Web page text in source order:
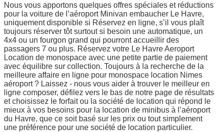
Nous vous apportons quelques offres spéciales et réductions
pour la voiture de l’aéroport Minivan embaucher Le Havre,
uniquement disponible si Réservez en ligne, s’il vous plaît
toujours réserver tôt surtout si besoin une automatique, un
4x4 ou un fourgon grand qui pourront accueillir des
passagers 7 ou plus. Réservez votre Le Havre Aeroport
Location de monospace avec une petite partie de paiement
avec équilibre sur collection. Toujours à la recherche de la
meilleure affaire en ligne pour monospace location Nimes
aéroport ? Laissez - nous vous aider à trouver le meilleur en
ligne composer, défilez vers le bas de notre page de résultats
et choisissez le forfait ou la société de location qui répond le
mieux à vos besoins pour la location de minibus à l’aéroport
du Havre, que ce soit basé sur les prix ou tout simplement
une préférence pour une société de location particulier.